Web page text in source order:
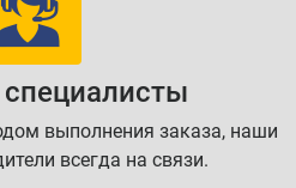
выполнения заказа, наши
всегда на связи.